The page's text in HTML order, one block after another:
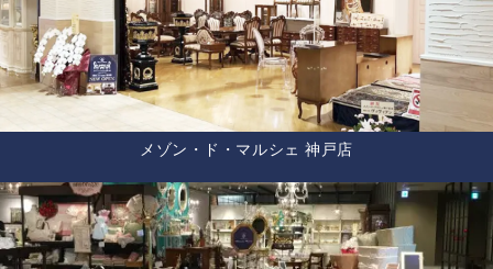
メゾン・ド・マルシェ 神戸店